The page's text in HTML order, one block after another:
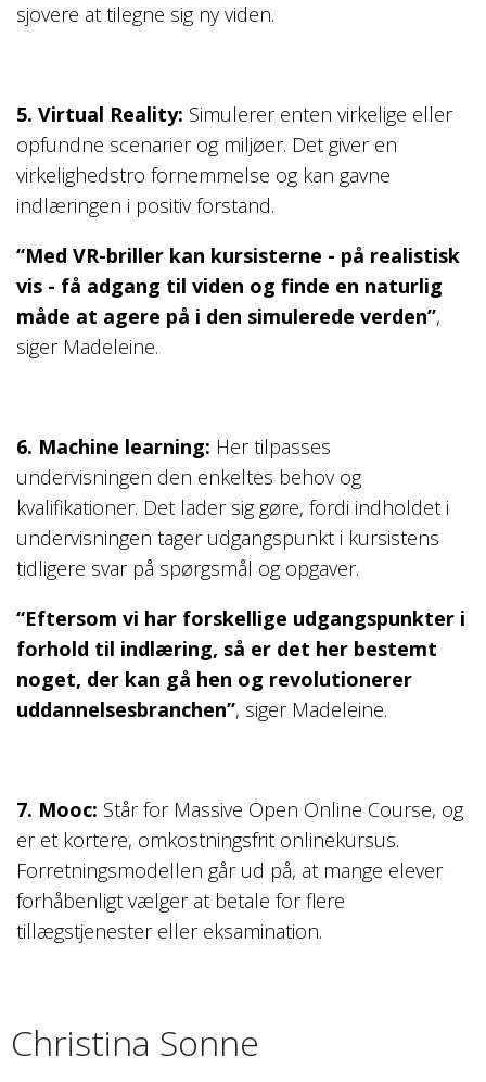
sjovere at tilegne sig ny viden.
5. Virtual Reality: Simulerer enten virkelige eller
opfundne scenarier og miljøer. Det giver en
virkelighedstro fornemmelse og kan gavne
indlæringen i positiv forstand.
“Med VR-briller kan kursisterne - på realistisk
vis - få adgang til viden og finde en naturlig
måde at agere på i den simulerede verden”,
siger Madeleine.
6. Machine learning: Her tilpasses
undervisningen den enkeltes behov og
kvalifikationer. Det lader sig gøre, fordi indholdet i
undervisningen tager udgangspunkt i kursistens
tidligere svar på spørgsmål og opgaver.
“Eftersom vi har forskellige udgangspunkter i
forhold til indlæring, så er det her bestemt
noget, der kan gå hen og revolutionerer
uddannelsesbranchen”, siger Madeleine.
7. Mooc: Står for Massive Open Online Course, og
er et kortere, omkostningsfrit onlinekursus.
Forretningsmodellen går ud på, at mange elever
forhåbenligt vælger at betale for flere
tillægstjenester eller eksamination.
Christina Sonne